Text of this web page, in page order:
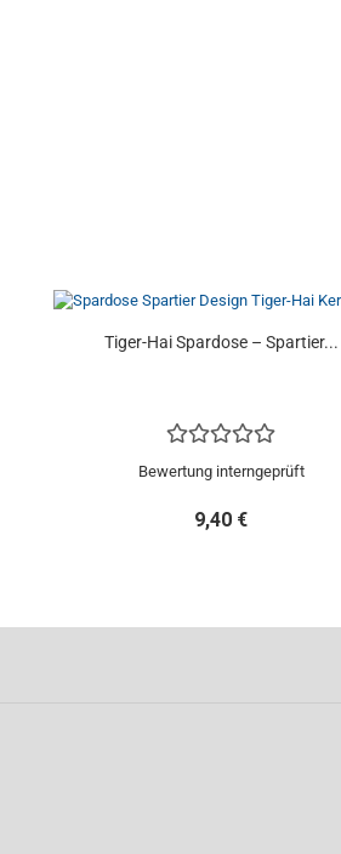
Tiger-Hai Spardose – Spartier...
Bewertung interngeprüft
9,40 €